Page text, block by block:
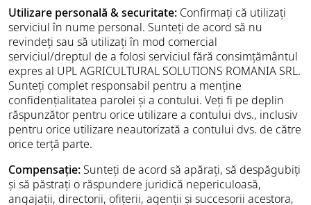
Utilizare personală & securitate: Confirmați că utilizați
serviciul în nume personal. Sunteți de acord să nu
revindeți sau să utilizați în mod comercial
serviciul/dreptul de a folosi serviciul fără consimțământul
expres al UPL AGRICULTURAL SOLUTIONS ROMANIA SRL.
Sunteți complet responsabil pentru a menține
confidențialitatea parolei și a contului. Veți fi pe deplin
răspunzător pentru orice utilizare a contului dvs., inclusiv
pentru orice utilizare neautorizată a contului dvs. de către
orice terță parte.
Compensație: Sunteți de acord să apărați, să despăgubiți
și să păstrați o răspundere juridică nepericuloasă,
angajații, directorii, ofițerii, agenții și succesorii acestora,